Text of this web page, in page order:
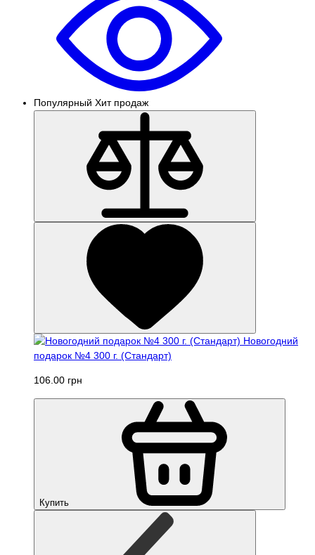
Популярный Хит продаж
Новогодний
подарок №4 300 г. (Стандарт)
106.00 грн
Купить